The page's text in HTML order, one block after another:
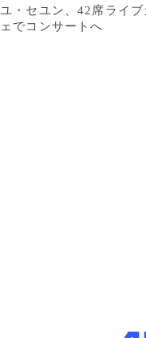
ユ・セユン、42席ライブ
ェでコンサートへ